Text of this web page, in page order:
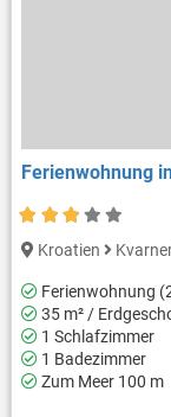
Ferienwohnung
Kroatien
Ferienwohnung
35 m² /
1 Schlafzimmer
1 Badezimmer
Zum Meer 100 m